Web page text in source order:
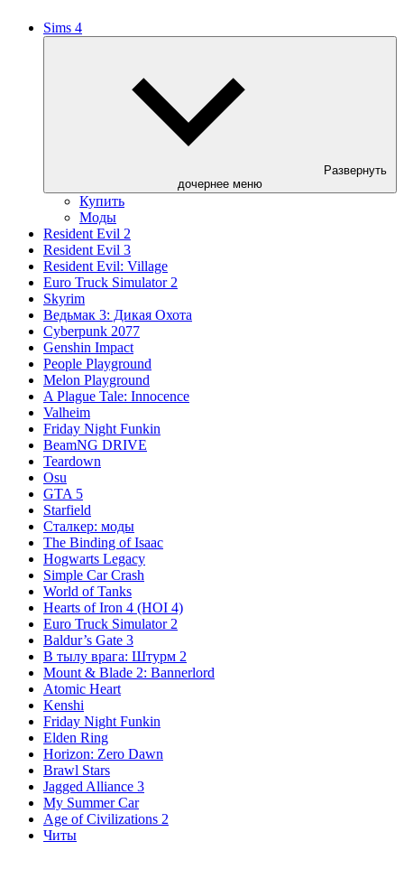
Sims 4
Развернуть
дочернее меню
Купить
Моды
Resident Evil 2
Resident Evil 3
Resident Evil: Village
Euro Truck Simulator 2
Skyrim
Ведьмак 3: Дикая Охота
Cyberpunk 2077
Genshin Impact
People Playground
Melon Playground
A Plague Tale: Innocence
Valheim
Friday Night Funkin
BeamNG DRIVE
Teardown
Osu
GTA 5
Starfield
Сталкер: моды
The Binding of Isaac
Hogwarts Legacy
Simple Car Crash
World of Tanks
Hearts of Iron 4 (HOI 4)
Euro Truck Simulator 2
Baldur’s Gate 3
В тылу врага: Штурм 2
Mount & Blade 2: Bannerlord
Atomic Heart
Kenshi
Friday Night Funkin
Elden Ring
Horizon: Zero Dawn
Brawl Stars
Jagged Alliance 3
My Summer Car
Age of Civilizations 2
Читы